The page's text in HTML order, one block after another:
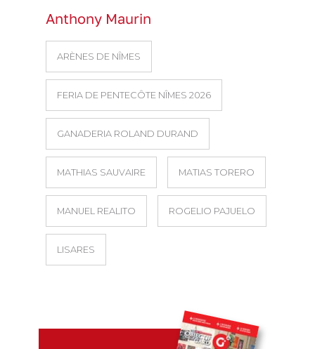
Anthony Maurin
ARÈNES DE NÎMES
FERIA DE PENTECÔTE NÎMES 2026
GANADERIA ROLAND DURAND
MATHIAS SAUVAIRE MATIAS TORERO
MANUEL REALITO ROGELIO PAJUELO
LISARES